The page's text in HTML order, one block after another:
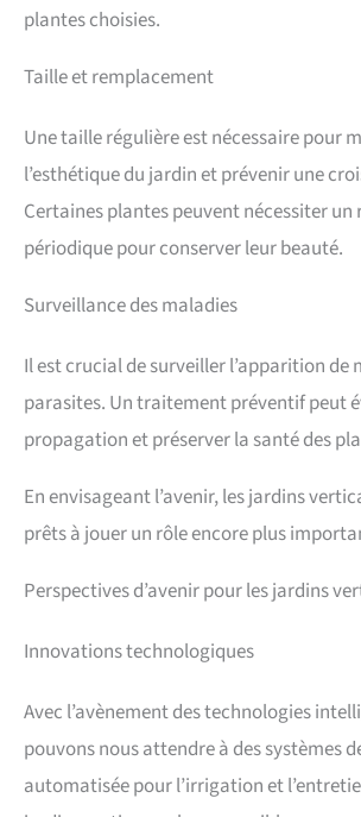
plantes choisies.
Taille et remplacement
Une taille régulière est nécessaire pour
l’esthétique du jardin et prévenir une
Certaines plantes peuvent nécessiter
périodique pour conserver leur beauté.
Surveillance des maladies
Il est crucial de surveiller l’apparition de
parasites. Un traitement préventif peut
propagation et préserver la santé des
En envisageant l’avenir, les jardins
prêts à jouer un rôle encore plus
Perspectives d’avenir pour les jardins
Innovations technologiques
Avec l’avènement des technologies
pouvons nous attendre à des systèmes
automatisée pour l’irrigation et